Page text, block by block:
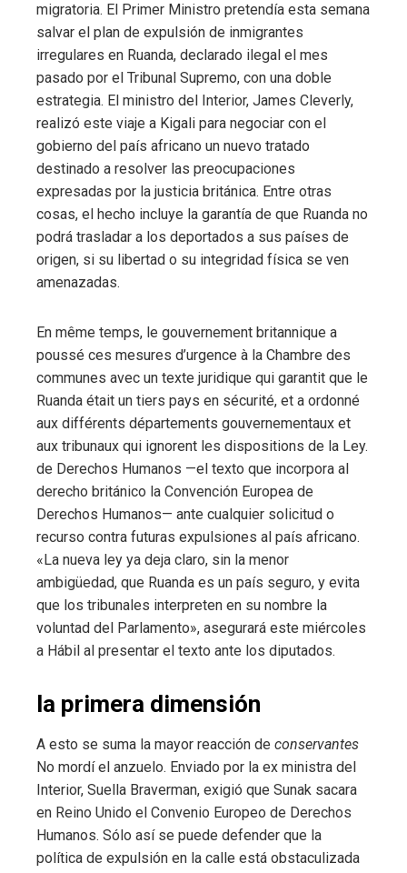
migratoria. El Primer Ministro pretendía esta semana
salvar el plan de expulsión de inmigrantes
irregulares en Ruanda, declarado ilegal el mes
pasado por el Tribunal Supremo, con una doble
estrategia. El ministro del Interior, James Cleverly,
realizó este viaje a Kigali para negociar con el
gobierno del país africano un nuevo tratado
destinado a resolver las preocupaciones
expresadas por la justicia británica. Entre otras
cosas, el hecho incluye la garantía de que Ruanda no
podrá trasladar a los deportados a sus países de
origen, si su libertad o su integridad física se ven
amenazadas.
En même temps, le gouvernement britannique a
poussé ces mesures d’urgence à la Chambre des
communes avec un texte juridique qui garantit que le
Ruanda était un tiers pays en sécurité, et a ordonné
aux différents départements gouvernementaux et
aux tribunaux qui ignorent les dispositions de la Ley.
de Derechos Humanos —el texto que incorpora al
derecho británico la Convención Europea de
Derechos Humanos— ante cualquier solicitud o
recurso contra futuras expulsiones al país africano.
«La nueva ley ya deja claro, sin la menor
ambigüedad, que Ruanda es un país seguro, y evita
que los tribunales interpreten en su nombre la
voluntad del Parlamento», asegurará este miércoles
a Hábil al presentar el texto ante los diputados.
la primera dimensión
A esto se suma la mayor reacción de conservantes
No mordí el anzuelo. Enviado por la ex ministra del
Interior, Suella Braverman, exigió que Sunak sacara
en Reino Unido el Convenio Europeo de Derechos
Humanos. Sólo así se puede defender que la
política de expulsión en la calle está obstaculizada